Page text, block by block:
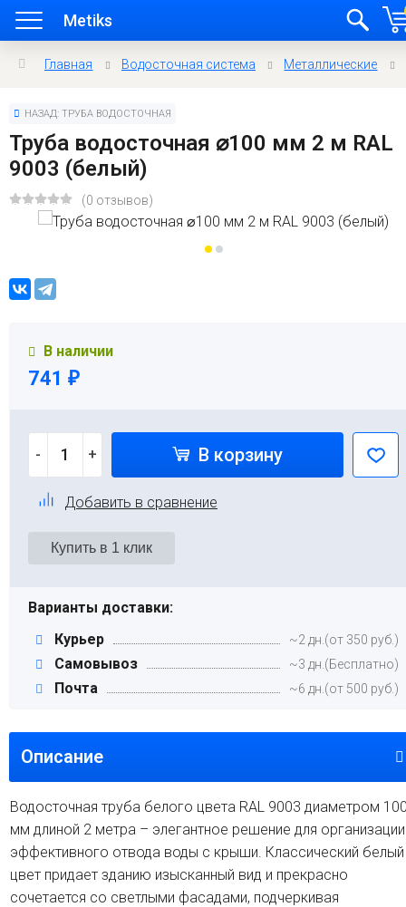
Metiks
Главная Водосточная система Металлические
НАЗАД: ТРУБА ВОДОСТОЧНАЯ
Труба водосточная ⌀100 мм 2 м RAL
9003 (белый)
(0 отзывов)
В наличии
741 ₽
- + В корзину
Добавить в сравнение
Варианты доставки:
Курьер
~2 дн.(от 350 руб.)
Самовывоз ~3 дн.(Бесплатно)
Почта ~6 дн.(от 500 руб.)
Описание
Водосточная труба белого цвета RAL 9003 диаметром
мм длиной 2 метра – элегантное решение для организации
эффективного отвода воды с крыши. Классический белый
цвет придает зданию изысканный вид и прекрасно
сочетается со светлыми фасадами, подчеркивая